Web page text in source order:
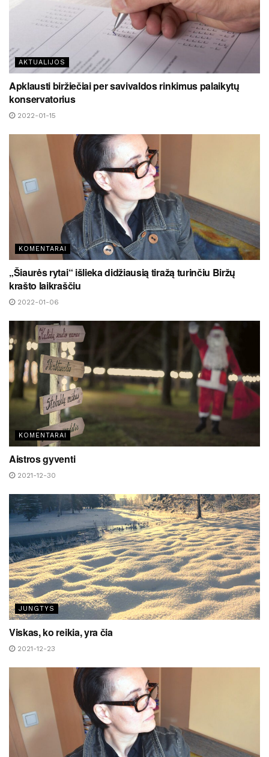
AKTUALIJOS
Apklausti biržiečiai per savivaldos rinkimus palaikytų
konservatorius
2022-01-15
KOMENTARAI
„Šiaurės rytai“ išlieka didžiausią tiražą turinčiu Biržų
krašto laikraščiu
2022-01-06
KOMENTARAI
Aistros gyventi
2021-12-30
JUNGTYS
Viskas, ko reikia, yra čia
2021-12-23